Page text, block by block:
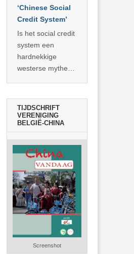
zien dat
… >> lees meer
voorbije veertig
jaar in slaagde
meer dan 800
miljoen mensen
uit de armoede
… >> lees meer
‘Chinese Social
Credit System’
Is het social credit
system een
hardnekkige
westerse mythe of
TIJDSCHRIFT
VERENIGING
BELGIË-CHINA
Screenshot